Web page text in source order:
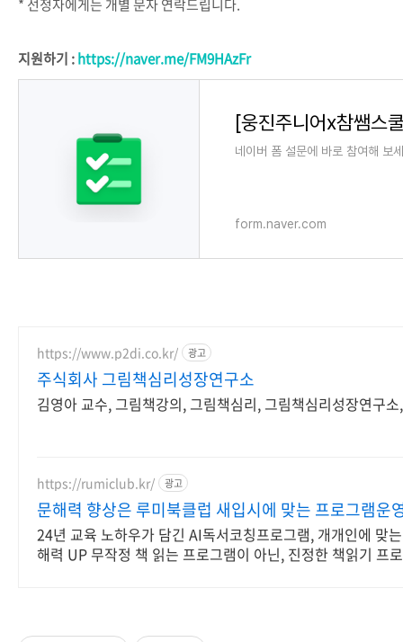
* 선정자에게는 개별 문자 연락드립니다.
지원하기 :https://naver.me/FM9HAzFr
네이버 폼 설문에 바로 참여해 보
form.naver.com
https://www.p2di.co.kr/ 광고
주식회사 그림책심리성장연구소
김영아 교수, 그림책강의, 그림책심리, 그림책심리성장연구
https://rumiclub.kr/ 광고
문해력 향상은 루미북클럽 새입시에 맞는 프로그램운
24년 교육 노하우가 담긴 AI독서코칭프로그램, 개개인에 맞
해력 UP 무작정 책 읽는 프로그램이 아닌, 진정한 책읽기 프